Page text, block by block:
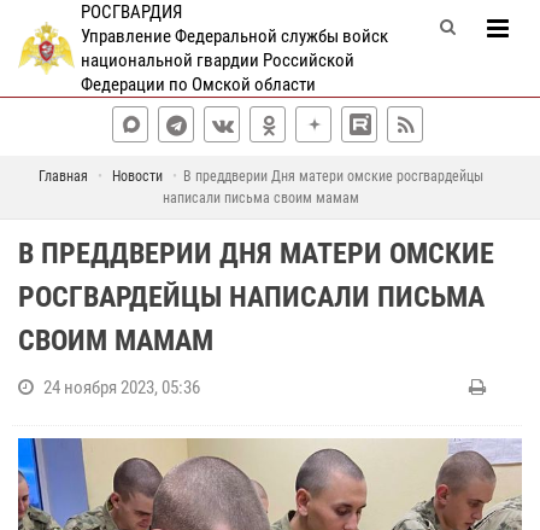
РОСГВАРДИЯ
Управление Федеральной службы войск
национальной гвардии Российской
Федерации по Омской области
Главная Новости
В преддверии Дня матери омские росгвардейцы
написали письма своим мамам
В ПРЕДДВЕРИИ ДНЯ МАТЕРИ ОМСКИЕ
РОСГВАРДЕЙЦЫ НАПИСАЛИ ПИСЬМА
СВОИМ МАМАМ
24 ноября 2023, 05:36